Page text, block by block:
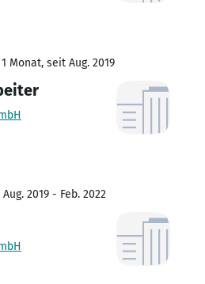
Monat, seit Aug. 2019
2019 - Feb. 2022